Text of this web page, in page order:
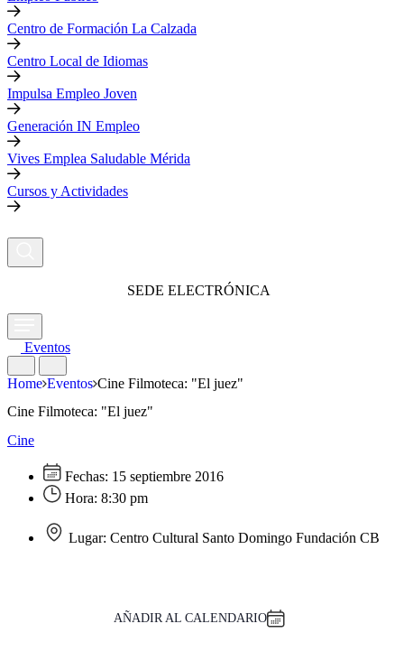
Centro de Formación La Calzada
Centro Local de Idiomas
Impulsa Empleo Joven
Generación IN Empleo
Vives Emplea Saludable Mérida
Cursos y Actividades
SEDE ELECTRÓNICA
Eventos
Home Eventos Cine Filmoteca: "El juez"
Cine Filmoteca: "El juez"
Cine
Fechas: 15 septiembre 2016
Hora: 8:30 pm
Lugar: Centro Cultural Santo Domingo Fundación CB
AÑADIR AL CALENDARIO